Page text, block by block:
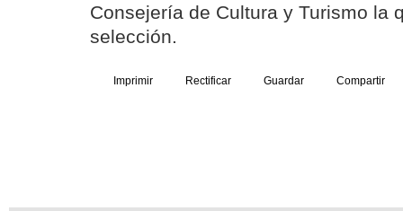
Consejería de Cultura y Turismo la
selección.
Imprimir Rectificar Guardar Compartir